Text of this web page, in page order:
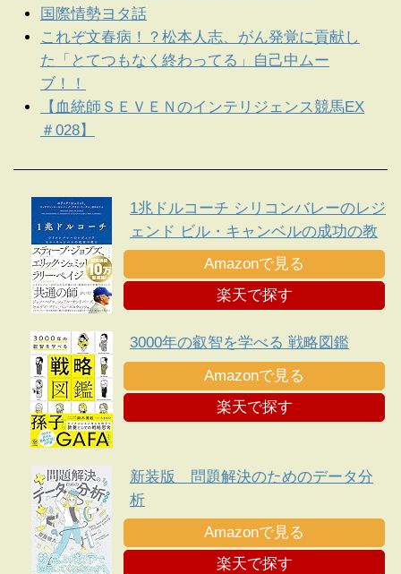
国際情勢ヨタ話
これぞ文春病！？松本人志、がん発覚に貢献し
た「とてつもなく終わってる」自己中ムー
ブ！！
【血統師ＳＥＶＥＮのインテリジェンス競馬EX
＃028】
1兆ドルコーチ シリコンバレーのレジ
ェンド ビル・キャンベルの成功の教
え
Amazonで見る
楽天で探す
3000年の叡智を学べる 戦略図鑑
Amazonで見る
楽天で探す
新装版 問題解決のためのデータ分
析
Amazonで見る
楽天で探す